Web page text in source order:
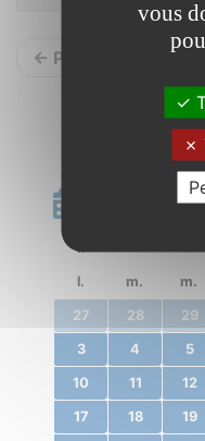
← Précédents
«
l.
m. m.
27 28 29
3 4 5
10 11 12
17 18 19
vous